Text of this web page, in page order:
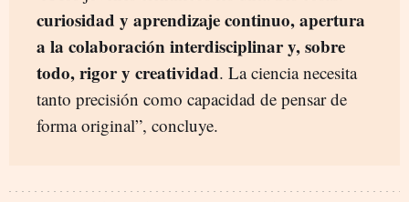
curiosidad y aprendizaje continuo, apertura
a la colaboración interdisciplinar y, sobre
todo, rigor y creatividad. La ciencia necesita
tanto precisión como capacidad de pensar de
forma original”, concluye.